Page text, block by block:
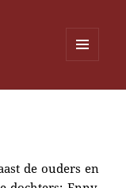
WIDGETS
de ouders en